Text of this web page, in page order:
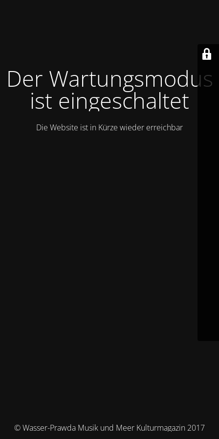
Der Wartungsmodus
ist eingeschaltet
Die Website ist in Kürze wieder erreichbar
© Wasser-Prawda Musik und Meer Kulturmagazin 2017